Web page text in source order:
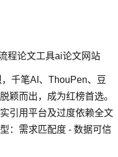
程论文工具ai论文网站
千笔AI、ThouPen、豆
颖而出，成为红榜首选。
引用平台及过度依赖全文
：需求匹配度 - 数据可信